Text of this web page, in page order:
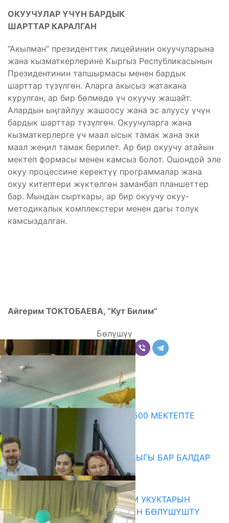
ОКУУЧУЛАР ҮЧҮН БАРДЫК
ШАРТТАР КАРАЛГАН
“Акылман” президенттик лицейинин окуучуларына
жана кызматкерлерине Кыргыз Республикасынын
Президентинин тапшырмасы менен бардык
шарттар түзүлгөн. Аларга акысыз жатакана
курулган, ар бир бөлмөдө үч окуучу жашайт.
Алардын ыңгайлуу жашоосу жана эс алуусу үчүн
бардык шарттар түзүлгөн. Окуучуларга жана
кызматкерлерге үч маал ысык тамак жана эки
маал жеңил тамак берилет. Ар бир окуучу атайын
мектеп формасы менен камсыз болот. Ошондой эле
окуу процессине керектүү программалар жана
окуу китептери жүктөлгөн заманбап планшеттер
бар. Мындан сырткары, ар бир окуучу окуу-
методикалык комплекстери менен дагы толук
камсыздалган.
Айгерим ТОКТОБАЕВА, “Кут Билим”
Бөлүшүү
Комментарийлер
Акыркы жаңылыктар
ПРЕЗИДЕНТТИН ЖАРЛЫГЫ: 500 МЕКТЕПТЕ
ШАХМАТ ИЙРИМИ АЧЫЛАТ
06.08.2026
СҮЛҮКТҮ: ӨЗГӨЧӨ МУКТАЖДЫГЫ БАР БАЛДАР
ҮЧҮН БОРБОР АЧЫЛДЫ
06.08.2026
КЫРГЫЗ ЭКСПЕРТТЕРИ АДАМ УКУКТАРЫН
ОКУТУУ ТАЖРЫЙБАСЫ МЕНЕН БӨЛҮШҮШТҮ